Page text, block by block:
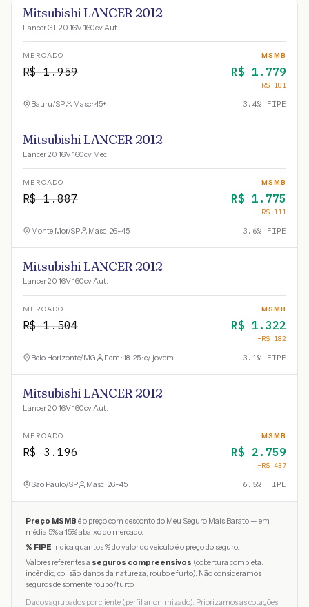
Mitsubishi LANCER 2012
Lancer GT 2.0 16V 160cv Aut.
MERCADO
R$1.959
MSMB
R$ 1.779
−R$ 181
Bauru/SP Masc · 45+ 3.4% FIPE
Mitsubishi LANCER 2012
Lancer 2.0 16V 160cv Mec.
MERCADO
R$1.887
MSMB
R$ 1.775
−R$ 111
Monte Mor/SP Masc · 26-45 3.6% FIPE
Mitsubishi LANCER 2012
Lancer 2.0 16V 160cv Aut.
MERCADO
R$1.504
MSMB
R$ 1.322
−R$ 182
Belo Horizonte/MG Fem · 18-25 · c/ jovem 3.1% FIPE
Mitsubishi LANCER 2012
Lancer 2.0 16V 160cv Aut.
MERCADO
R$3.196
MSMB
R$ 2.759
−R$ 437
São Paulo/SP Masc · 26-45 6.5% FIPE
Preço MSMB é o preço com desconto do Meu Seguro Mais Barato — em
média 5% a 15% abaixo do mercado.
% FIPE indica quantos % do valor do veículo é o preço do seguro.
Valores referentes a seguros compreensivos (cobertura completa:
incêndio, colisão, danos da natureza, roubo e furto). Não consideramos
seguros de somente roubo/furto.
Dados agrupados por cliente (perfil anonimizado). Priorizamos as cotações